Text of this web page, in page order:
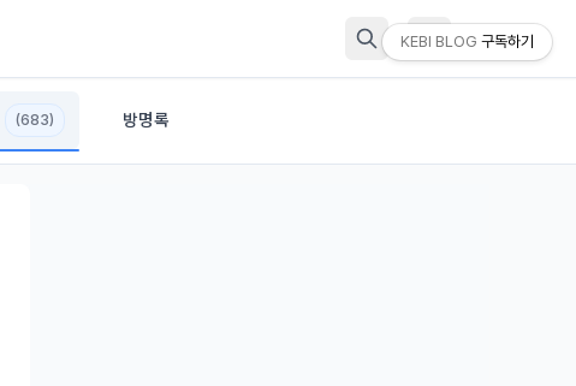
(683) 방명록
KEBI BLOG 구독하기